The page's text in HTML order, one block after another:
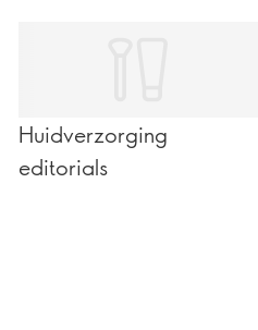
Huidverzorging
editorials